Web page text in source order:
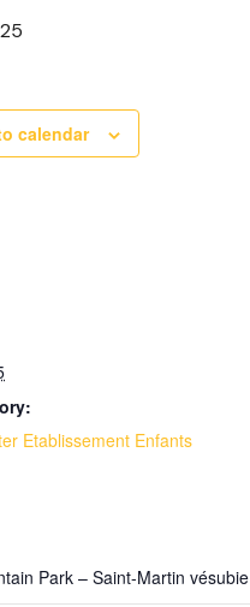
calendar
Etablissement Enfants
Park – Saint-Martin vésubie